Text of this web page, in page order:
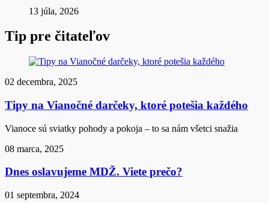
13 júla, 2026
Tip pre čitateľov
02 decembra, 2025
Tipy na Vianočné darčeky, ktoré potešia každého
Vianoce sú sviatky pohody a pokoja – to sa nám všetci snažia
08 marca, 2025
Dnes oslavujeme MDŽ. Viete prečo?
01 septembra, 2024